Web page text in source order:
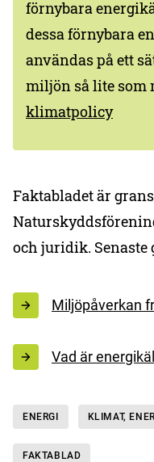
förnybara
dessa förnybara
användas på ett
miljön så lite som
klimatpolicy
Faktabladet är
och juridik.
Miljöpåverkan
Vad är
ENERGI KLIMAT,
FAKTABLAD